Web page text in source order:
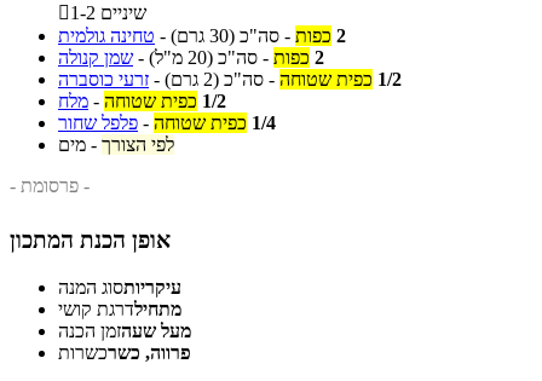

1-2 שיניים
טחינה גולמית - 2 כפות - סה"כ (30 גרם)
שמן קנולה - 2 כפות - סה"כ (20 מ"ל)
זרעי כוסברה - 1/2 כפית שטוחה - סה"כ (2 גרם)
מלח - 1/2 כפית שטוחה
פלפל שחור - 1/4 כפית שטוחה
מים - לפי הצורך
- פרסומת -
אופן הכנת המתכון
עיקריותסוג המנה
מתחילדרגת קושי
מעל שעהזמן הכנה
פרווה, כשרכשרות